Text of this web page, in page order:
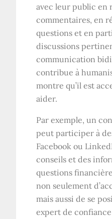
avec leur public en
commentaires, en
questions et en
discussions
communication
contribue à
montre qu’il est
aider.
Par exemple, un
peut participer à
Facebook ou
conseils et des
questions
non seulement
mais aussi de se
expert de